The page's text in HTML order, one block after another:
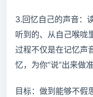
3.回忆自己的声音：
听到的、从自己喉咙
过程不仅是在记忆声
忆，为你“说”出来做准
目标：做到能够不假